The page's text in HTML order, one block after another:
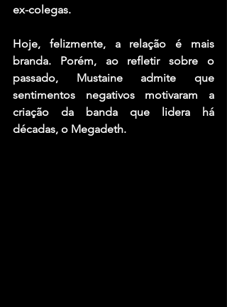
ex-colegas.
Hoje, felizmente, a relação é mais
branda. Porém, ao refletir sobre o
passado, Mustaine admite que
sentimentos negativos motivaram a
criação da banda que lidera há
décadas, o Megadeth.